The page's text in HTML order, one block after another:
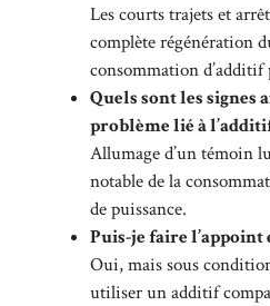
Les courts trajets et
complète régénération
consommation d’additif
Quels sont les signes
problème lié à
Allumage d’un témoin
notable de la
de puissance.
Puis-je faire l’appoint
Oui, mais sous
utiliser un additif